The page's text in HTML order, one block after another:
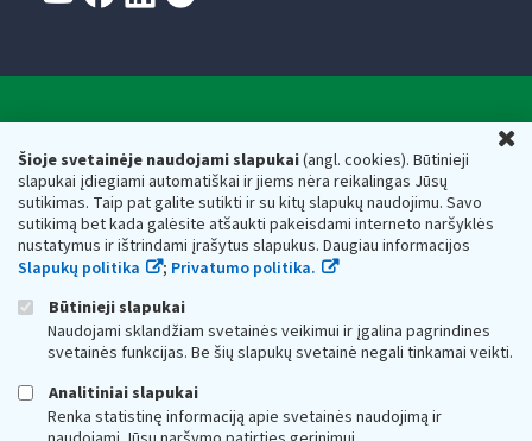
Šioje svetainėje naudojami slapukai(angl. cookies). Būtinieji
slapukai įdiegiami automatiškai ir jiems nėra reikalingas Jūsų
sutikimas. Taip pat galite sutikti ir su kitų slapukų naudojimu. Savo
sutikimą bet kada galėsite atšaukti pakeisdami interneto naršyklės
nustatymus ir ištrindami įrašytus slapukus. Daugiau informacijos
Slapukų politika
; Privatumo politika.
Būtinieji slapukai
Naudojami sklandžiam svetainės veikimui ir įgalina pagrindines
svetainės funkcijas. Be šių slapukų svetainė negali tinkamai veikti.
Analitiniai slapukai
Renka statistinę informaciją apie svetainės naudojimą ir
Respublikos finansų ministerijos
Biudžetinė įstaiga. Juridinio asmens kodas — 188659752,
adresas: Vasario 16-osios g. 14, 01107 Vilnius, Lietuva, el.paštas:
vmi@vmi.lt, E. pristatymo dėžutės adresas 188659752
Duomenys apie Valstybinę mokesčių inspekciją prie Lietuvos
Respublikos finansų ministerijos kaupiami ir saugomi Juridinių